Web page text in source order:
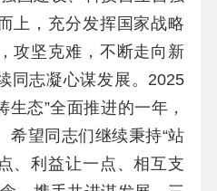
上，充分发挥国家战略
攻坚克难，不断走向新
同志凝心谋发展。2025
态”全面推进的一年，
希望同志们继续秉持“站
、利益让一点、相互支